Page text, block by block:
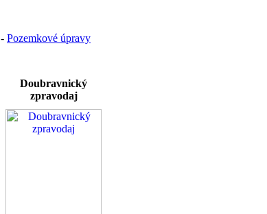
- Pozemkové úpravy
Doubravnický
zpravodaj